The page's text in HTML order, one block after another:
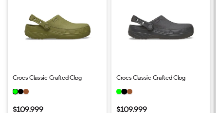
Crocs Classic Crafted Clog
$109.999
Crocs Classic Crafted Clog
$109.999